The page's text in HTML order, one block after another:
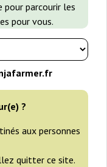
parcourir les
pour vous.
?
aux personnes
quitter ce site.